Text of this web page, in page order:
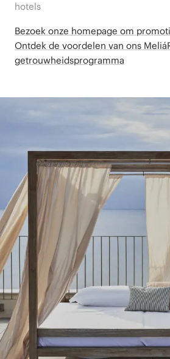
hotels
Bezoek onze homepage om
Ontdek de voordelen van ons
getrouwheidsprogramma